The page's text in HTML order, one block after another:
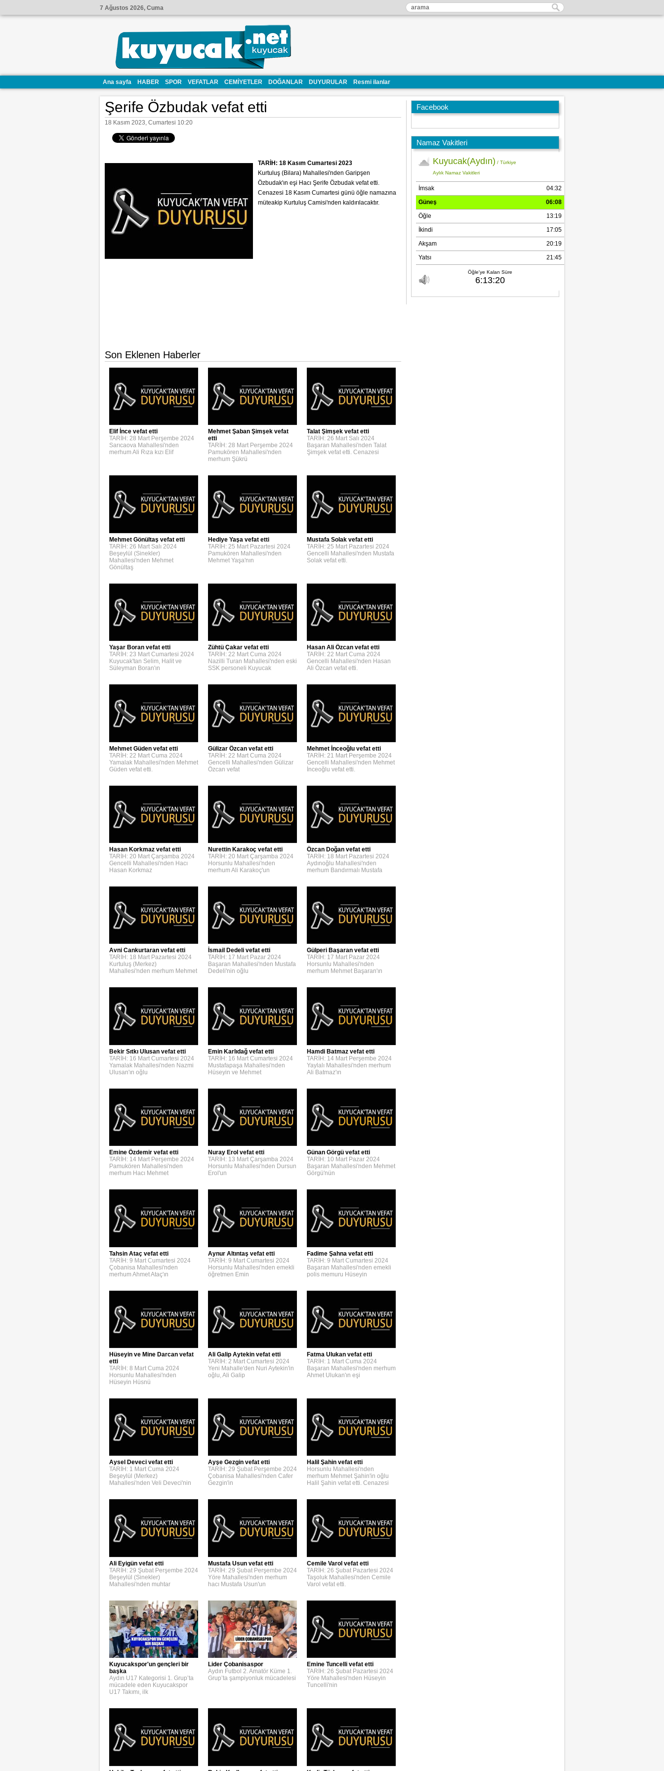
7 Ağustos 2026, Cuma
Ana sayfa HABER SPOR VEFATLAR CEMİYETLER DOĞANLAR DUYURULAR Resmi ilanlar
Facebook
Namaz Vakitleri
Şerife Özbudak vefat etti
18 Kasım 2023, Cumartesi 10:20
TARİH: 18 Kasım Cumartesi 2023
Kurtuluş (Bilara) Mahallesi'nden Garipşen
Özbudak'ın eşi Hacı Şerife Özbudak vefat etti.
Cenazesi 18 Kasım Cumartesi günü öğle namazına
müteakip Kurtuluş Camisi'nden kaldırılacaktır.
Son Eklenen Haberler
Elif İnce vefat etti
TARİH: 28 Mart Perşembe 2024
Sarıcaova Mahallesi'nden
merhum Ali Rıza kızı Elif
Mehmet Şaban Şimşek vefat
etti
TARİH: 28 Mart Perşembe 2024
Pamukören Mahallesi'nden
merhum Şükrü
Talat Şimşek vefat etti
TARİH: 26 Mart Salı 2024
Başaran Mahallesi'nden Talat
Şimşek vefat etti. Cenazesi
Mehmet Gönültaş vefat etti
TARİH: 26 Mart Salı 2024
Beşeylül (Sinekler)
Mahallesi'nden Mehmet
Gönültaş
Hediye Yaşa vefat etti
TARİH: 25 Mart Pazartesi 2024
Pamukören Mahallesi'nden
Mehmet Yaşa'nın
Mustafa Solak vefat etti
TARİH: 25 Mart Pazartesi 2024
Gencelli Mahallesi'nden Mustafa
Solak vefat etti.
Yaşar Boran vefat etti
TARİH: 23 Mart Cumartesi 2024
Kuyucak'tan Selim, Halit ve
Süleyman Boran'ın
Zühtü Çakar vefat etti
TARİH: 22 Mart Cuma 2024
Nazilli Turan Mahallesi'nden eski
SSK personeli Kuyucak
Hasan Ali Özcan vefat etti
TARİH: 22 Mart Cuma 2024
Gencelli Mahallesi'nden Hasan
Ali Özcan vefat etti.
Mehmet Güden vefat etti
TARİH: 22 Mart Cuma 2024
Yamalak Mahallesi'nden Mehmet
Güden vefat etti.
Gülizar Özcan vefat etti
TARİH: 22 Mart Cuma 2024
Gencelli Mahallesi'nden Gülizar
Özcan vefat
Mehmet İnceoğlu vefat etti
TARİH: 21 Mart Perşembe 2024
Gencelli Mahallesi'nden Mehmet
İnceoğlu vefat etti.
Hasan Korkmaz vefat etti
TARİH: 20 Mart Çarşamba 2024
Gencelli Mahallesi'nden Hacı
Hasan Korkmaz
Nurettin Karakoç vefat etti
TARİH: 20 Mart Çarşamba 2024
Horsunlu Mahallesi'nden
merhum Ali Karakoç'un
Özcan Doğan vefat etti
TARİH: 18 Mart Pazartesi 2024
Aydınoğlu Mahallesi'nden
merhum Bandırmalı Mustafa
Avni Cankurtaran vefat etti
TARİH: 18 Mart Pazartesi 2024
Kurtuluş (Merkez)
Mahallesi'nden merhum Mehmet
İsmail Dedeli vefat etti
TARİH: 17 Mart Pazar 2024
Başaran Mahallesi'nden Mustafa
Dedeli'nin oğlu
Gülperi Başaran vefat etti
TARİH: 17 Mart Pazar 2024
Horsunlu Mahallesi'nden
merhum Mehmet Başaran'ın
Bekir Sıtkı Ulusan vefat etti
TARİH: 16 Mart Cumartesi 2024
Yamalak Mahallesi'nden Nazmi
Ulusan'ın oğlu
Emin Karlıdağ vefat etti
TARİH: 16 Mart Cumartesi 2024
Mustafapaşa Mahallesi'nden
Hüseyin ve Mehmet
Hamdi Batmaz vefat etti
TARİH: 14 Mart Perşembe 2024
Yaylalı Mahallesi'nden merhum
Ali Batmaz'ın
Emine Özdemir vefat etti
TARİH: 14 Mart Perşembe 2024
Pamukören Mahallesi'nden
merhum Hacı Mehmet
Nuray Erol vefat etti
TARİH: 13 Mart Çarşamba 2024
Horsunlu Mahallesi'nden Dursun
Erol'un
Günan Görgü vefat etti
TARİH: 10 Mart Pazar 2024
Başaran Mahallesi'nden Mehmet
Görgü'nün
Tahsin Ataç vefat etti
TARİH: 9 Mart Cumartesi 2024
Çobanisa Mahallesi'nden
merhum Ahmet Ataç'ın
Aynur Altıntaş vefat etti
TARİH: 9 Mart Cumartesi 2024
Horsunlu Mahallesi'nden emekli
öğretmen Emin
Fadime Şahna vefat etti
TARİH: 9 Mart Cumartesi 2024
Başaran Mahallesi'nden emekli
polis memuru Hüseyin
Hüseyin ve Mine Darcan vefat
etti
TARİH: 8 Mart Cuma 2024
Horsunlu Mahallesi'nden
Hüseyin Hüsnü
Ali Galip Aytekin vefat etti
TARİH: 2 Mart Cumartesi 2024
Yeni Mahalle'den Nuri Aytekin'in
oğlu, Ali Galip
Fatma Ulukan vefat etti
TARİH: 1 Mart Cuma 2024
Başaran Mahallesi'nden merhum
Ahmet Ulukan'ın eşi
Aysel Deveci vefat etti
TARİH: 1 Mart Cuma 2024
Beşeylül (Merkez)
Mahallesi'nden Veli Deveci'nin
Ayşe Gezgin vefat etti
TARİH: 29 Şubat Perşembe 2024
Çobanisa Mahallesi'nden Cafer
Gezgin'in
Halil Şahin vefat etti
Horsunlu Mahallesi'nden
merhum Mehmet Şahin'in oğlu
Halil Şahin vefat etti. Cenazesi
Ali Eyigün vefat etti
TARİH: 29 Şubat Perşembe 2024
Beşeylül (Sinekler)
Mahallesi'nden muhtar
Mustafa Usun vefat etti
TARİH: 29 Şubat Perşembe 2024
Yöre Mahallesi'nden merhum
hacı Mustafa Usun'un
Cemile Varol vefat etti
TARİH: 26 Şubat Pazartesi 2024
Taşoluk Mahallesi'nden Cemile
Varol vefat etti.
Kuyucakspor'un gençleri bir
başka
Aydın U17 Kategorisi 1. Grup’ta
mücadele eden Kuyucakspor
U17 Takımı, ilk
Lider Çobanisaspor
Aydın Futbol 2. Amatör Küme 1.
Grup’ta şampiyonluk mücadelesi
Emine Tuncelli vefat etti
TARİH: 26 Şubat Pazartesi 2024
Yöre Mahallesi'nden Hüseyin
Tuncelli'nin